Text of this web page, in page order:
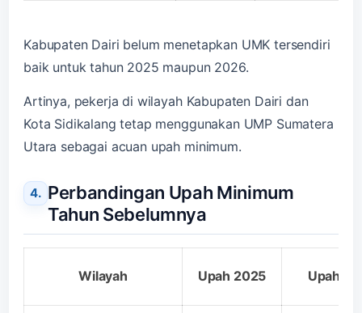
Kabupaten Dairi belum menetapkan UMK tersendiri
baik untuk tahun 2025 maupun 2026.
Artinya, pekerja di wilayah Kabupaten Dairi dan
Kota Sidikalang tetap menggunakan UMP Sumatera
Utara sebagai acuan upah minimum.
Perbandingan Upah Minimum
Tahun Sebelumnya
Wilayah Upah 2025 Upah